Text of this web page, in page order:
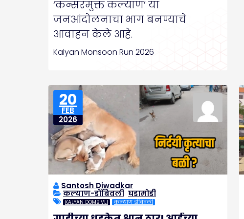
‘कॅन्सरमुक्त कल्याण’ या
जनआंदोलनाचा भाग बनण्याचे
आवाहन केले आहे.
Kalyan Monsoon Run 2026
20
FEB
2026
Santosh Diwadkar
कल्याण-डोंबिवली घडामोडी
KALYAN DOMBIVLI कल्याण डोंबिवली